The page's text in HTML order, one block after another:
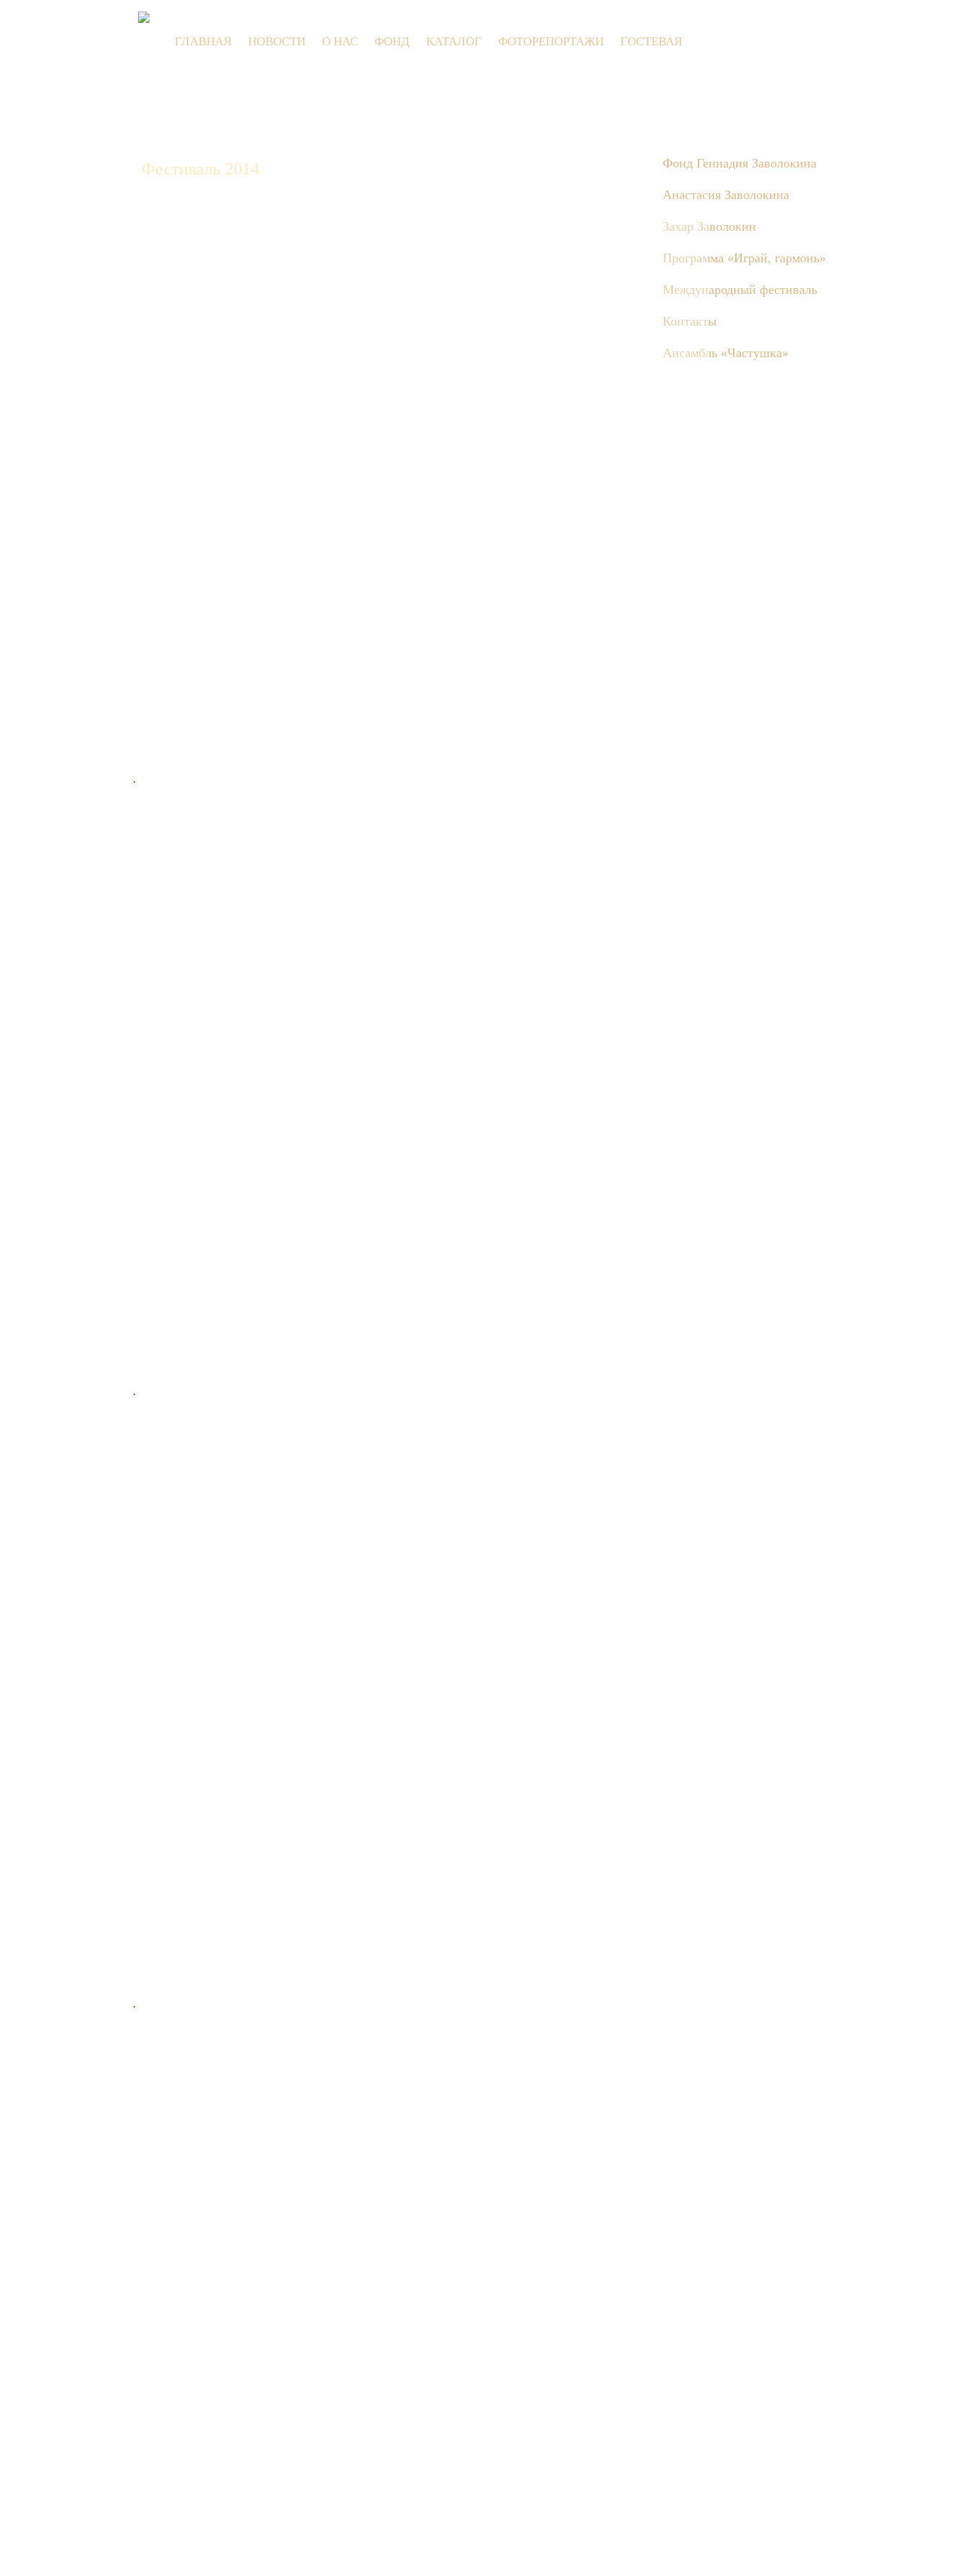
ГЛАВНАЯ НОВОСТИ О НАС ФОНД КАТАЛОГ ФОТОРЕПОРТАЖИ ГОСТЕВАЯ
Фестиваль 2014 Фонд Геннадия Заволокина
Анастасия Заволокина
Захар Заволокин
Программа «Играй, гармонь»
Международный фестиваль
Контакты
Ансамбль «Частушка»